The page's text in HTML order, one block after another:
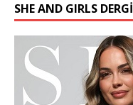
SHE AND GIRLS DERGİ